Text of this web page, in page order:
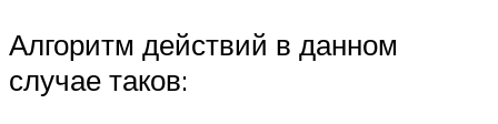
Алгоритм действий в данном
случае таков: